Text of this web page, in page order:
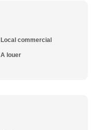
Local commercial
A louer